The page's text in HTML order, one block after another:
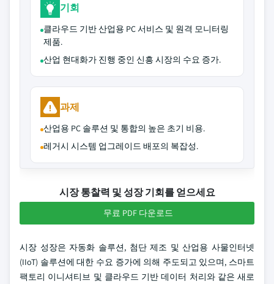
기회
클라우드 기반 산업용 PC 서비스 및 원격 모니터링
제품.
산업 현대화가 진행 중인 신흥 시장의 수요 증가.
과제
산업용 PC 솔루션 및 통합의 높은 초기 비용.
레거시 시스템 업그레이드 배포의 복잡성.
시장 통찰력 및 성장 기회를 얻으세요
무료 PDF 다운로드
시장 성장은 자동화 솔루션, 첨단 제조 및 산업용 사물인터넷
(IIoT) 솔루션에 대한 수요 증가에 의해 주도되고 있으며, 스마트
팩토리 이니셔티브 및 클라우드 기반 데이터 처리와 같은 새로